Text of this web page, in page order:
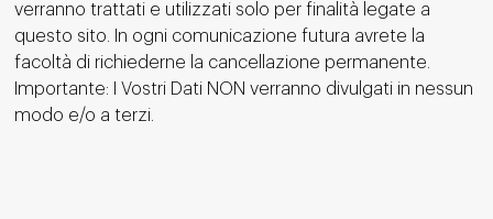
verranno trattati e utilizzati solo per finalità legate a
questo sito. In ogni comunicazione futura avrete la
facoltà di richiederne la cancellazione permanente.
Importante: I Vostri Dati NON verranno divulgati in nessun
modo e/o a terzi.